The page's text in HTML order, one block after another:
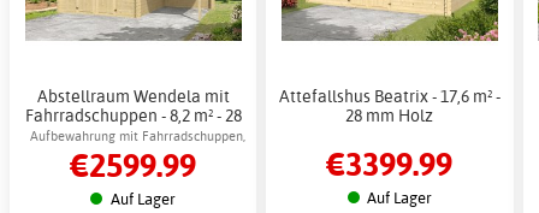
Abstellraum Wendela mit
Fahrradschuppen - 8,2 m² - 28
mm Holz
Aufbewahrung mit Fahrradschuppen,
einfache Montage
€2599.99
Auf Lager
Attefallshus Beatrix - 17,6 m² -
28 mm Holz
€3399.99
Auf Lager